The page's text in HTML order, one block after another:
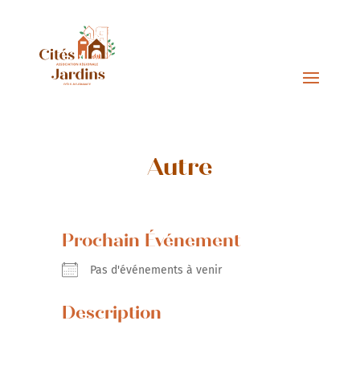
Autre
Prochain Événement
Pas d'événements à venir
Description